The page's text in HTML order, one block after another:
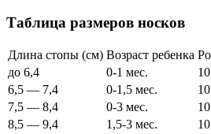
Таблица размеров носков
Длина стопы (см) Возраст ребенка
до 6,4
0-1 мес.
10
6,5 — 7,4
0-1,5 мес.
10
7,5 — 8,4
0-3 мес.
10
8,5 — 9,4
1,5-3 мес.
10